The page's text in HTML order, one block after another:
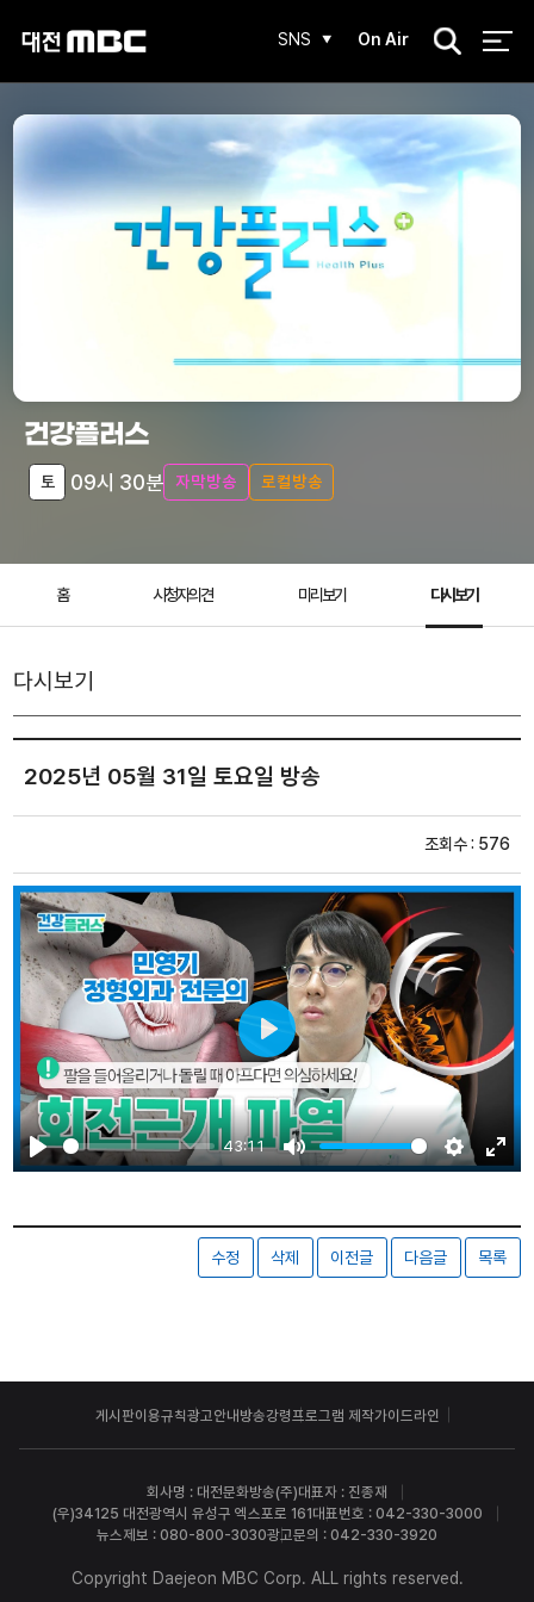
SNS On Air
검
건강플러스
토 09시 30분 자막방송 로컬방송
홈 시청자의견 미리보기 다시보기
다시보기
2025년 05월 31일 토요일 방송
조회수 : 576
Play
43:11
Mute Settings
Play
수정 삭제 이전글 다음글 목록
게시판이용규칙광고안내방송강령 프로그램 제작가이드라인
회사명 : 대전문화방송(주)대표자 : 진종재
(우)34125 대전광역시 유성구 엑스포로 161대표번호 : 042-330-3000
뉴스제보 : 080-800-3030광고문의 : 042-330-3920
Copyright Daejeon MBC Corp. ALL rights reserved.